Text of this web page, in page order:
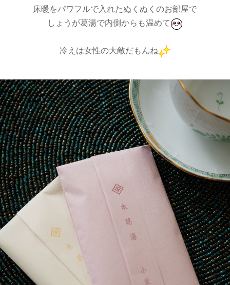
床暖をパワフルで入れたぬくぬくのお部屋で
しょうが葛湯で内側からも温めて
冷えは女性の大敵だもんね